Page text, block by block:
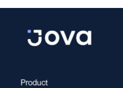
Product